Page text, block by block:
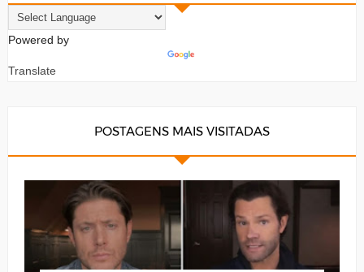
Powered by
Translate
POSTAGENS MAIS VISITADAS